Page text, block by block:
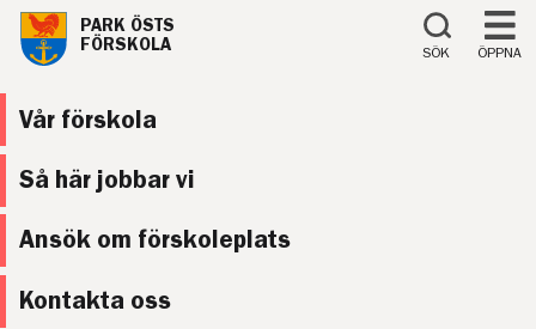
Till innehåll på sidan
PARK ÖSTS
FÖRSKOLA
SÖK ÖPPNA
Vår förskola
Så här jobbar vi
Ansök om förskoleplats
Kontakta oss